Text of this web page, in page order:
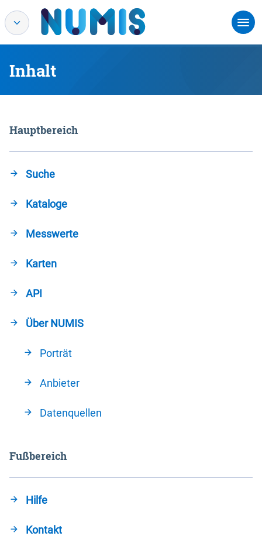
Inhalt
Hauptbereich
Suche
Kataloge
Messwerte
Karten
API
Über NUMIS
Porträt
Anbieter
Datenquellen
Fußbereich
Hilfe
Kontakt